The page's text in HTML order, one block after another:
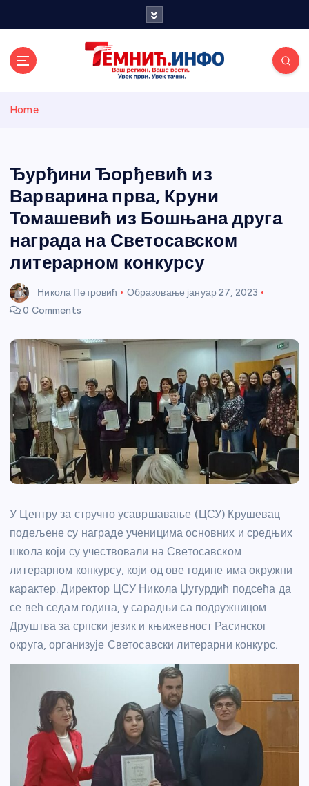
и портал
Home
Ђурђини Ђорђевић из
Варварина прва, Круни
Томашевић из Бошњана друга
награда на Светосавском
литерарном конкурсу
Никола Петровић Образовање јануар 27, 2023
0 Comments
У Центру за стручно усавршавање (ЦСУ) Крушевац
подељене су награде ученицима основних и средњих
школа који су учествовали на Светосавском
литерарном конкурсу, који од ове године има окружни
карактер. Директор ЦСУ Никола Џугурдић подсећа да
се већ седам година, у сарадњи са подружницом
Друштва за српски језик и књижевност Расинског
округа, организује Светосавски литерарни конкурс.